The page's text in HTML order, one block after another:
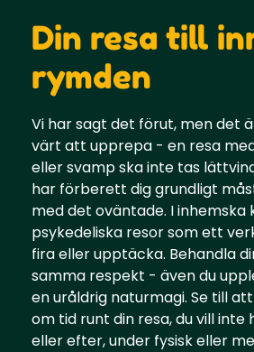
Din resa till
rymden
Vi har sagt det förut, men det
värt att upprepa - en resa
eller svamp ska inte tas
har förberett dig grundligt
med det oväntade. I inhemska
psykedeliska resor som ett
fira eller upptäcka. Behandla
samma respekt - även du
en uråldrig naturmagi. Se till
om tid runt din resa, du vill
eller efter, under fysisk eller